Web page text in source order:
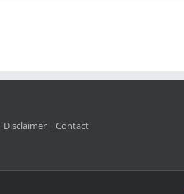
Disclaimer| Contact